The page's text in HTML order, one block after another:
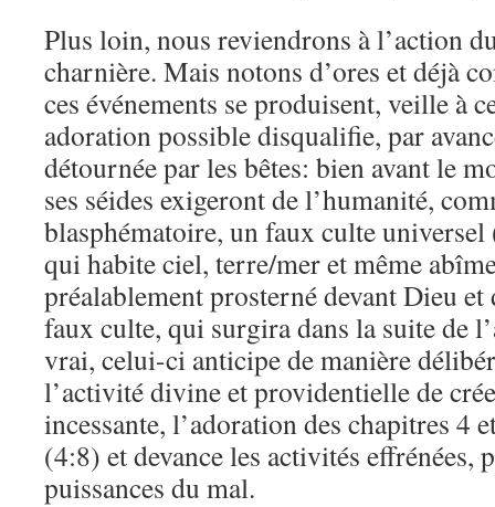
Plus loin, nous reviendrons à l’action
charnière. Mais notons d’ores et déjà
ces événements se produisent, veille à
adoration possible disqualifie, par
détournée par les bêtes: bien avant le
ses séides exigeront de l’humanité,
blasphématoire, un faux culte
qui habite ciel, terre/mer et même
préalablement prosterné devant Dieu et
faux culte, qui surgira dans la suite de
vrai, celui-ci anticipe de manière
l’activité divine et providentielle de
incessante, l’adoration des chapitres 4
(4:8) et devance les activités effrénées,
puissances du mal.